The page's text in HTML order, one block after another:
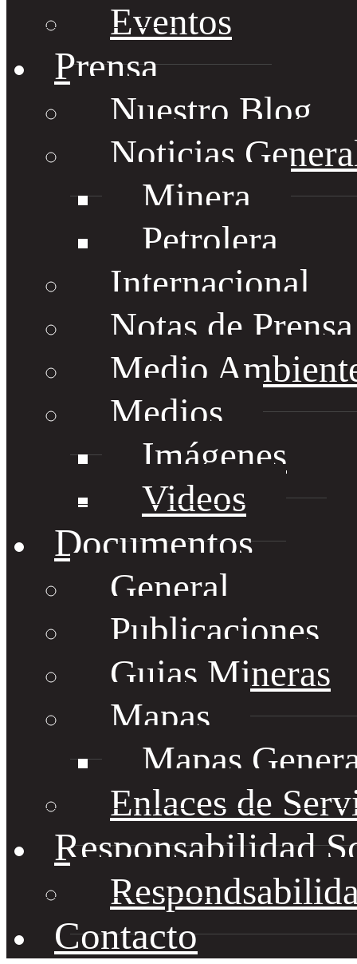
Eventos
Prensa
Nuestro Blog
Noticias
Minera
Petrolera
Internacional
Notas de
Medio
Medios
Imágenes
Videos
Documentos
General
Publicaciones
Guias Mineras
Mapas
Mapas
Enlaces de
Responsabilidad
Contacto